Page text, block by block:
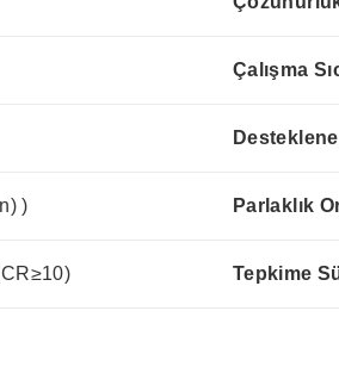
Çalışma
) Parlaklık
Tepkime